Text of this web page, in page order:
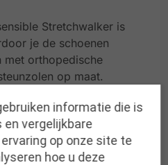
Stretchwalker is
je de schoenen
met orthopedische
op maat.
sneaker is voorzien
Pijn in gesloten
is verleden tijd!
informatie die is
en vergelijkbare
op onze site te
hoe u deze